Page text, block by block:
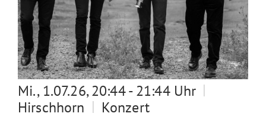
Mi., 1.07.26, 20:44 - 21:44 Uhr |
Hirschhorn | Konzert